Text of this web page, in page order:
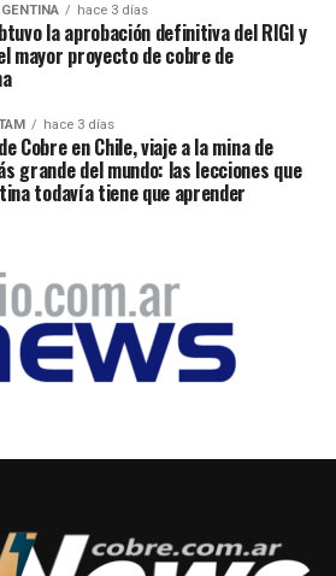
hace 3 días
la aprobación definitiva del RIGI y
mayor proyecto de cobre de
hace 3 días
Cobre en Chile, viaje a la mina de
grande del mundo: las lecciones que
todavía tiene que aprender